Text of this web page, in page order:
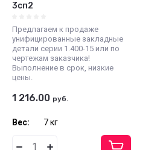
3сп2
Предлагаем к продаже
унифицированные закладные
детали серии 1.400-15 или по
чертежам заказчика!
Выполнение в срок, низкие
цены.
1 216.00 руб.
Вес: 7 кг